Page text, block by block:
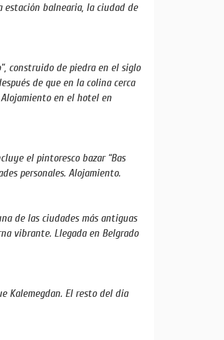
estación balnearia, la ciudad de
construido de piedra en el siglo
de que en la colina cerca
en el hotel en
el pintoresco bazar “Bas
personales. Alojamiento.
de las ciudades más antiguas
vibrante. Llegada en Belgrado
Kalemegdan. El resto del día